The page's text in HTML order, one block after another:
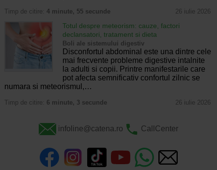
Timp de citire: 4 minute, 55 secunde 26 iulie 2026
Totul despre meteorism: cauze, factori
declansatori, tratament si dieta
Boli ale sistemului digestiv
Disconfortul abdominal este una dintre cele
mai frecvente probleme digestive intalnite
la adulti si copii. Printre manifestarile care
pot afecta semnificativ confortul zilnic se
numara si meteorismul,…
Timp de citire: 6 minute, 3 secunde 26 iulie 2026
infoline@catena.ro CallCenter